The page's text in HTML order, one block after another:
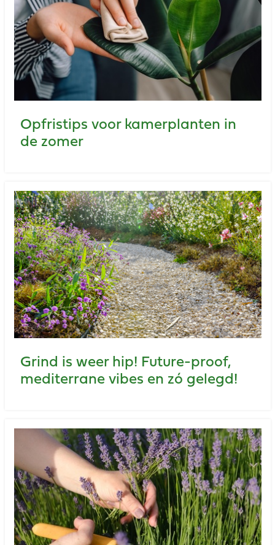
Opfristips voor kamerplanten in
de zomer
Grind is weer hip! Future-proof,
mediterrane vibes en zó gelegd!